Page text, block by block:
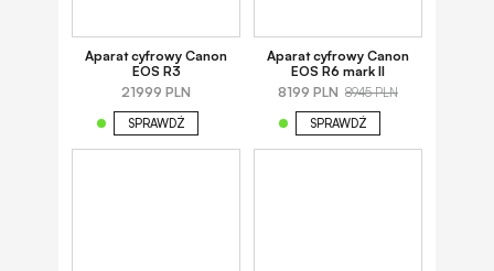
Aparat cyfrowy Canon
EOS R3
21999 PLN
SPRAWDŹ
Aparat cyfrowy Canon
EOS R6 mark II
8199 PLN 8945 PLN
SPRAWDŹ